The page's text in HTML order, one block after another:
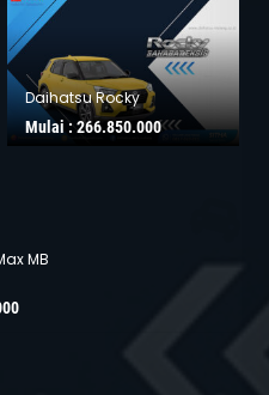
Daihatsu Rocky
Mulai :266.850.000
MB